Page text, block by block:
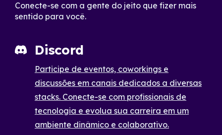
Conecte-se com a gente do jeito que fizer mais
sentido para você.
Discord
Participe de eventos, coworkings e
discussões em canais dedicados a diversas
stacks. Conecte-se com profissionais de
tecnologia e evolua sua carreira em um
ambiente dinâmico e colaborativo.